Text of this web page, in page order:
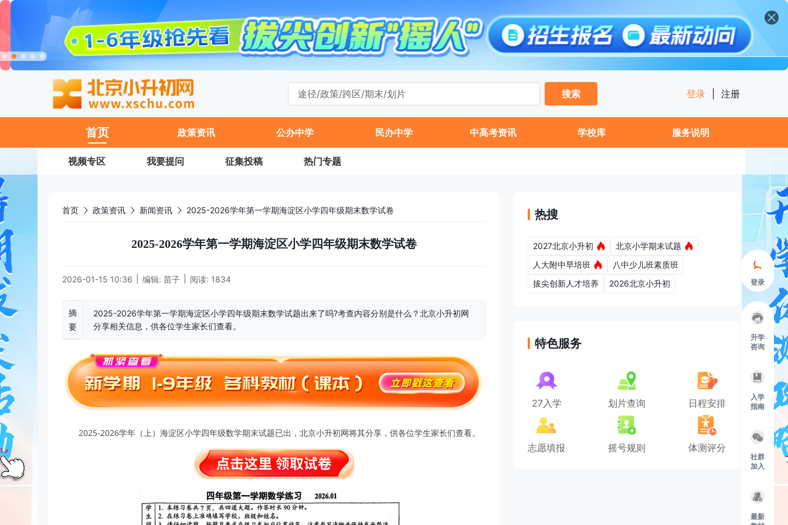
登录
升学
咨询
入学
指南
社群
加入
最新
搜索
登录 注册
首页 政策资讯 公办中学 民办中学 中高考资讯 学校库 服务说明
视频专区 我要提问 征集投稿 热门专题
首页 政策资讯 新闻资讯 2025-2026学年第一学期海淀区小学四年级期末数学试卷
2025-2026学年第一学期海淀区小学四年级期末数学试卷
2026-01-15 10:36 编辑: 苗子 阅读: 1834
摘
要
2025-2026学年第一学期海淀区小学四年级期末数学试题出来了吗?考查内容分别是什么？北京小升初网
分享相关信息，供各位学生家长们查看。
2025-2026学年（上）海淀区小学四年级数学期末试题已出，北京小升初网将其分享，供各位学生家长们查看。
热搜
2027北京小升初
北京小学期末试题
人大附中早培班
八中少儿班素质班
拔尖创新人才培养
2026北京小升初
特色服务
27入学 划片查询 日程安排
志愿填报 摇号规则 体测评分